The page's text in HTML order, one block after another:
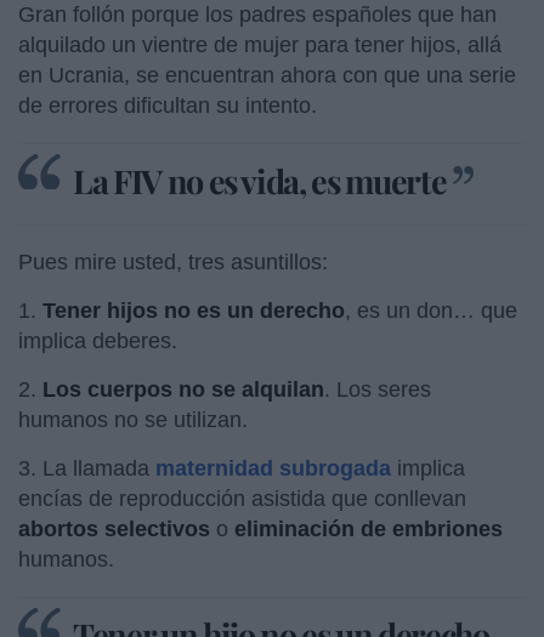
Gran follón porque los padres españoles que han
alquilado un vientre de mujer para tener hijos, allá
en Ucrania, se encuentran ahora con que una serie
de errores dificultan su intento.
La FIV no es vida, es muerte
Pues mire usted, tres asuntillos:
1. Tener hijos no es un derecho, es un don… que
implica deberes.
2. Los cuerpos no se alquilan. Los seres
humanos no se utilizan.
3. La llamada maternidad subrogada implica
encías de reproducción asistida que conllevan
abortos selectivos o eliminación de embriones
humanos.